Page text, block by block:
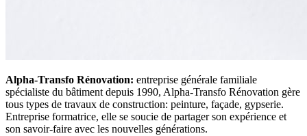
Alpha-Transfo Rénovation: entreprise générale familiale
spécialiste du bâtiment depuis 1990, Alpha-Transfo Rénovation gère
tous types de travaux de construction: peinture, façade, gypserie.
Entreprise formatrice, elle se soucie de partager son expérience et
son savoir-faire avec les nouvelles générations.